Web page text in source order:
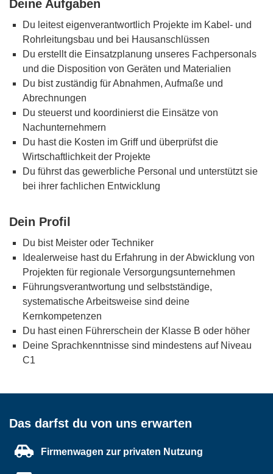
Deine Aufgaben
Du leitest eigenverantwortlich Projekte im Kabel- und
Rohrleitungsbau und bei Hausanschlüssen
Du erstellt die Einsatzplanung unseres Fachpersonals
und die Disposition von Geräten und Materialien
Du bist zuständig für Abnahmen, Aufmaße und
Abrechnungen
Du steuerst und koordinierst die Einsätze von
Nachunternehmern
Du hast die Kosten im Griff und überprüfst die
Wirtschaftlichkeit der Projekte
Du führst das gewerbliche Personal und unterstützt sie
bei ihrer fachlichen Entwicklung
Dein Profil
Du bist Meister oder Techniker
Idealerweise hast du Erfahrung in der Abwicklung von
Projekten für regionale Versorgungsunternehmen
Führungsverantwortung und selbstständige,
systematische Arbeitsweise sind deine
Kernkompetenzen
Du hast einen Führerschein der Klasse B oder höher
Deine Sprachkenntnisse sind mindestens auf Niveau
C1
Das darfst du von uns erwarten
Firmenwagen zur privaten Nutzung